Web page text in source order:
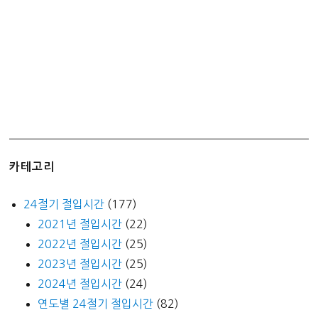
카테고리
24절기 절입시간 (177)
2021년 절입시간 (22)
2022년 절입시간 (25)
2023년 절입시간 (25)
2024년 절입시간 (24)
연도별 24절기 절입시간 (82)